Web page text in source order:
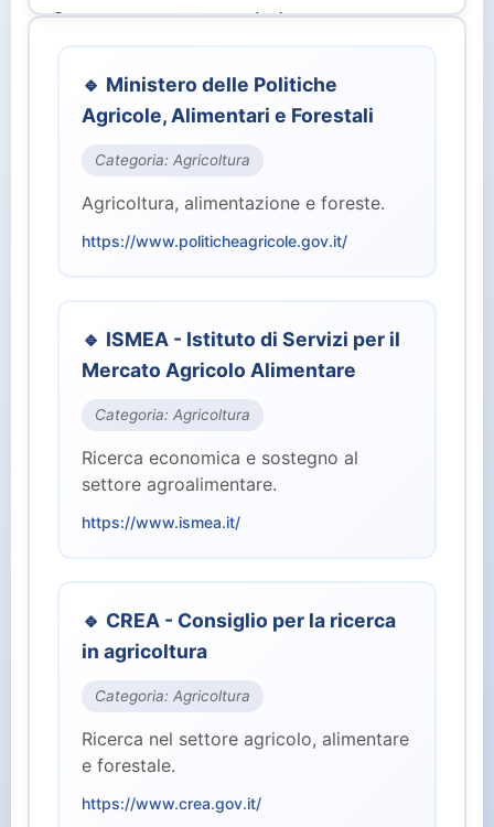
🔍 Controllo e Vigilanza (12)
🎨 Cultura e Turismo (4)
💻 Digitale e Innovazione (4)
🏙️ Enti Territoriali (2)
⚖️ Giustizia (2)
🏭 Industria e Lavoro (8)
🏛️ Istituzioni Centrali (10)
🎓 Istruzione e Ricerca (7)
🏥 Salute (4)
🔹 Ministero delle Politiche
Agricole, Alimentari e Forestali
Categoria: Agricoltura
Agricoltura, alimentazione e foreste.
https://www.politicheagricole.gov.it/
🔹 ISMEA - Istituto di Servizi per il
Mercato Agricolo Alimentare
Categoria: Agricoltura
Ricerca economica e sostegno al
settore agroalimentare.
https://www.ismea.it/
🔹 CREA - Consiglio per la ricerca
in agricoltura
Categoria: Agricoltura
Ricerca nel settore agricolo, alimentare
e forestale.
https://www.crea.gov.it/